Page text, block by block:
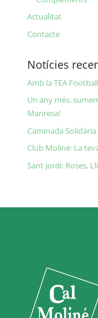
Actualitat
Contacte
Notícies
Amb la TEA
Un any més,
Manresa!
Caminada Solidària
Club Moliné: La
Sant Jordi: Roses,